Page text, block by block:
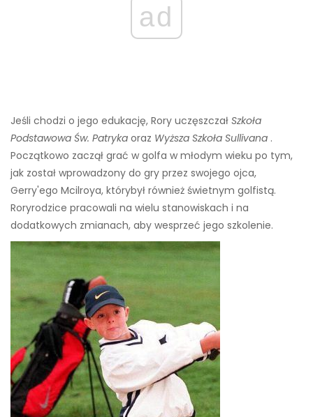
ad
Jeśli chodzi o jego edukację, Rory uczęszczał Szkoła
Podstawowa Św. Patryka oraz Wyższa Szkoła Sullivana .
Początkowo zaczął grać w golfa w młodym wieku po tym,
jak został wprowadzony do gry przez swojego ojca,
Gerry'ego Mcilroya, którybył również świetnym golfistą.
Roryrodzice pracowali na wielu stanowiskach i na
dodatkowych zmianach, aby wesprzeć jego szkolenie.